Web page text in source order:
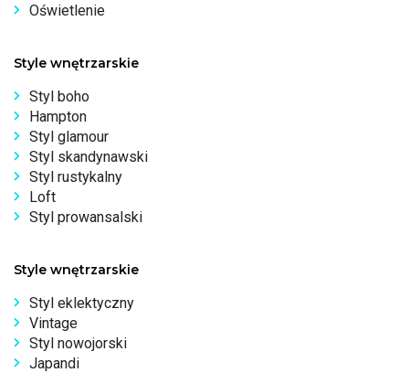
Oświetlenie
Style wnętrzarskie
Styl boho
Hampton
Styl glamour
Styl skandynawski
Styl rustykalny
Loft
Styl prowansalski
Style wnętrzarskie
Styl eklektyczny
Vintage
Styl nowojorski
Japandi